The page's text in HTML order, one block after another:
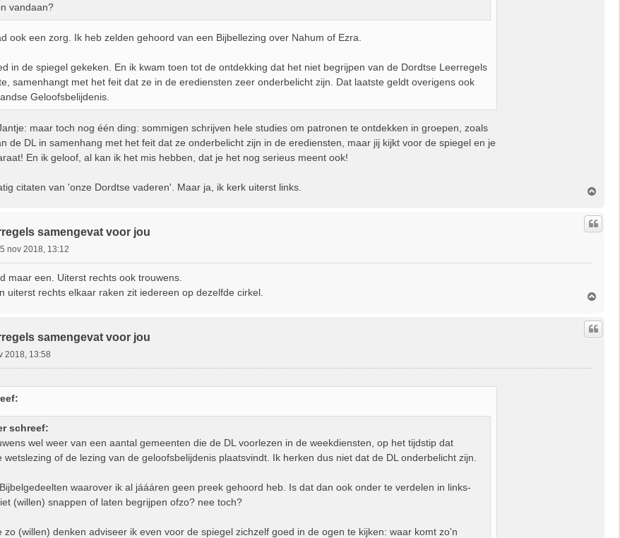
vandaan?
ook een zorg. Ik heb zelden gehoord van een Bijbellezing over Nahum of Ezra.
in de spiegel gekeken. En ik kwam toen tot de ontdekking dat het niet begrijpen van de Dordtse Leerregels
samenhangt met het feit dat ze in de erediensten zeer onderbelicht zijn. Dat laatste geldt overigens ook
Geloofsbelijdenis.
maar toch nog één ding: sommigen schrijven hele studies om patronen te ontdekken in groepen, zoals
de DL in samenhang met het feit dat ze onderbelicht zijn in de erediensten, maar jij kijkt voor de spiegel en je
En ik geloof, al kan ik het mis hebben, dat je het nog serieus meent ook!
citaten van 'onze Dordtse vaderen'. Maar ja, ik kerk uiterst links.
h
o
samengevat voor jou
nov 2018, 13:12
maar een. Uiterst rechts ook trouwens.
uiterst rechts elkaar raken zit iedereen op dezelfde cirkel.
h
o
samengevat voor jou
2018, 13:58
schreef:
wel weer van een aantal gemeenten die de DL voorlezen in de weekdiensten, op het tijdstip dat
wetslezing of de lezing van de geloofsbelijdenis plaatsvindt. Ik herken dus niet dat de DL onderbelicht zijn.
waarover ik al jáááren geen preek gehoord heb. Is dat dan ook onder te verdelen in links-
(willen) snappen of laten begrijpen ofzo? nee toch?
zo (willen) denken adviseer ik even voor de spiegel zichzelf goed in de ogen te kijken: waar komt zo'n